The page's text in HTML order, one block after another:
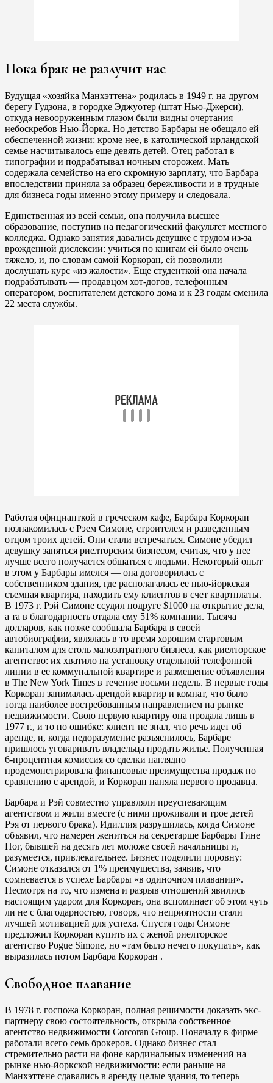
Пока брак не разлучит нас
Будущая «хозяйка Манхэттена» родилась в 1949 г. на другом
берегу Гудзона, в городке Эджуотер (штат Нью-Джерси),
откуда невооруженным глазом были видны очертания
небоскребов Нью-Йорка. Но детство Барбары не обещало ей
обеспеченной жизни: кроме нее, в католической ирландской
семье насчитывалось еще девять детей. Отец работал в
типографии и подрабатывал ночным сторожем. Мать
содержала семейство на его скромную зарплату, что Барбара
впоследствии приняла за образец бережливости и в трудные
для бизнеса годы именно этому примеру и следовала.
Единственная из всей семьи, она получила высшее
образование, поступив на педагогический факультет местного
колледжа. Однако занятия давались девушке с трудом из-за
врожденной дислексии: учиться по книгам ей было очень
тяжело, и, по словам самой Коркоран, ей позволили
дослушать курс «из жалости». Еще студенткой она начала
подрабатывать — продавцом хот-догов, телефонным
оператором, воспитателем детского дома и к 23 годам сменила
22 места службы.
Работая официанткой в греческом кафе, Барбара Коркоран
познакомилась с Рэем Симоне, строителем и разведенным
отцом троих детей. Они стали встречаться. Симоне убедил
девушку заняться риелторским бизнесом, считая, что у нее
лучше всего получается общаться с людьми. Некоторый опыт
в этом у Барбары имелся — она договорилась с
собственником здания, где располагалась ее нью-йоркская
съемная квартира, находить ему клиентов в счет квартплаты.
В 1973 г. Рэй Симоне ссудил подруге $1000 на открытие дела,
а та в благодарность отдала ему 51% компании. Тысяча
долларов, как позже сообщала Барбара в своей
автобиографии, являлась в то время хорошим стартовым
капиталом для столь малозатратного бизнеса, как риелторское
агентство: их хватило на установку отдельной телефонной
линии в ее коммунальной квартире и размещение объявления
в The New York Times в течение восьми недель. В первые годы
Коркоран занималась арендой квартир и комнат, что было
тогда наиболее востребованным направлением на рынке
недвижимости. Свою первую квартиру она продала лишь в
1977 г., и то по ошибке: клиент не знал, что речь идет об
аренде, и, когда недоразумение разъяснилось, Барбаре
пришлось уговаривать владельца продать жилье. Полученная
6-процентная комиссия со сделки наглядно
продемонстрировала финансовые преимущества продаж по
сравнению с арендой, и Коркоран наняла первого продавца.
Барбара и Рэй совместно управляли преуспевающим
агентством и жили вместе (с ними проживали и трое детей
Рэя от первого брака). Идиллия разрушилась, когда Симоне
объявил, что намерен жениться на секретарше Барбары Тине
Пог, бывшей на десять лет моложе своей начальницы и,
разумеется, привлекательнее. Бизнес поделили поровну:
Симоне отказался от 1% преимущества, заявив, что
сомневается в успехе Барбары «в одиночном плавании».
Несмотря на то, что измена и разрыв отношений явились
настоящим ударом для Коркоран, она вспоминает об этом чуть
ли не с благодарностью, говоря, что неприятности стали
лучшей мотивацией для успеха. Спустя годы Симоне
предложил Коркоран купить их с женой риелторское
агентство Pogue Simone, но «там было нечего покупать», как
выразилась потом Барбара Коркоран .
Свободное плавание
В 1978 г. госпожа Коркоран, полная решимости доказать экс-
партнеру свою состоятельность, открыла собственное
агентство недвижимости Corcoran Group. Поначалу в фирме
работали всего семь брокеров. Однако бизнес стал
стремительно расти на фоне кардинальных изменений на
рынке нью-йоркской недвижимости: если раньше на
Манхэттене сдавались в аренду целые здания, то теперь